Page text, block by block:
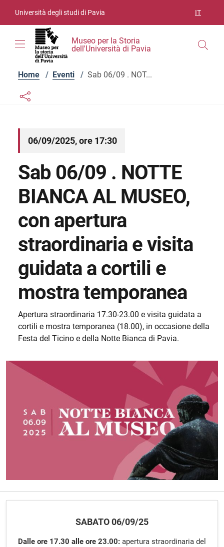
Università degli studi di Pavia IT
Museo per la Storia
dell'Università di Pavia
Home / Eventi / Sab 06/09 . NOT...
Links condivisione social
Bottone condivisione social
06/09/2025, ore 17:30
Sab 06/09 . NOTTE
BIANCA AL MUSEO,
con apertura
straordinaria e visita
guidata a cortili e
mostra temporanea
Apertura straordinaria 17.30-23.00 e visita guidata a
cortili e mostra temporanea (18.00), in occasione della
Festa del Ticino e della Notte Bianca di Pavia.
SABATO 06/09/25
Dalle ore 17.30 alle ore 23.00: apertura straordinaria del